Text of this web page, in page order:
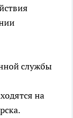
службы
на